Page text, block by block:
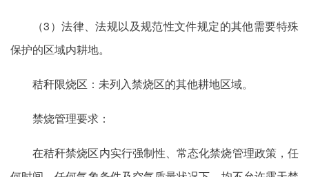
（3）法律、法规以及规范性文件规定的其他需要特殊
保护的区域内耕地。
秸秆限烧区：未列入禁烧区的其他耕地区域。
禁烧管理要求：
在秸秆禁烧区内实行强制性、常态化禁烧管理政策，任